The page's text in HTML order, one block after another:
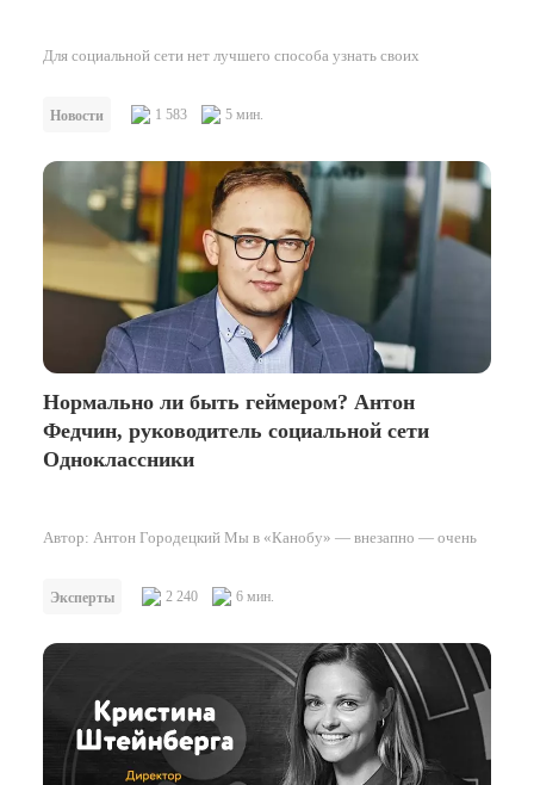
Для социальной сети нет лучшего способа узнать своих
запросов у 70-миллионной…
Новости 1 583 5 мин.
Нормально ли быть геймером? Антон
Федчин, руководитель социальной сети
Одноклассники
Автор: Антон Городецкий Мы в «Канобу» — внезапно — очень
культуре, все еще часто можно встретить людей,…
Эксперты 2 240 6 мин.